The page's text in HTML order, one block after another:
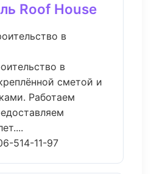
Roof House
в
в
сметой и
Работаем
514-11-97